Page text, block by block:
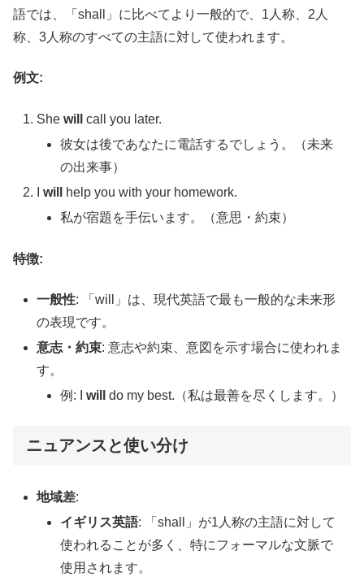
語では、「shall」に比べてより一般的で、1人称、2人
称、3人称のすべての主語に対して使われます。
例文:
Shewill
call you later.
彼女は後であなたに電話するでしょう。（未来
の出来事）
Iwill
help you with your homework.
私が宿題を手伝います。（意思・約束）
特徴:
一般性: 「will」は、現代英語で最も一般的な未来形
の表現です。
意志・約束: 意志や約束、意図を示す場合に使われま
す。
例: Iwill do my best.（私は最善を尽くします。）
ニュアンスと使い分け
地域差:
イギリス英語: 「shall」が1人称の主語に対して
使われることが多く、特にフォーマルな文脈で
使用されます。